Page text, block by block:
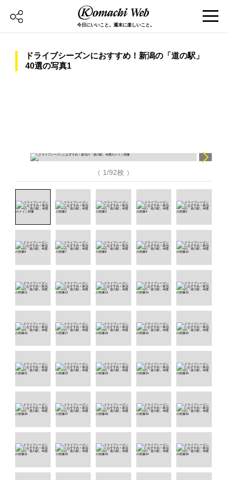
今日にいいこと。週末に楽しいこと。
ドライブシーズンにおすすめ！新潟の「道の駅」
40選の写真1
（ 1/92枚 ）